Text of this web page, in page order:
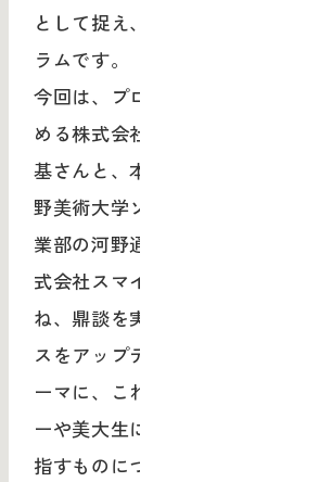
として捉え、さまざまな企業と
ラムです。
今回は、プログラムの総合ディレ
める株式会社ディーランド 代表
基さんと、本学社会連携チーム、
野美術大学ソーシャルマネジメン
業部の河野通義が、参加企業の
式会社スマイルズ 取締役CCOの
ね、鼎談を実施。「美大生はど
スをアップデートすることがで
ーマに、これからのビジネスシ
ーや美大生に求められる素質や
指すものについて語り合いました